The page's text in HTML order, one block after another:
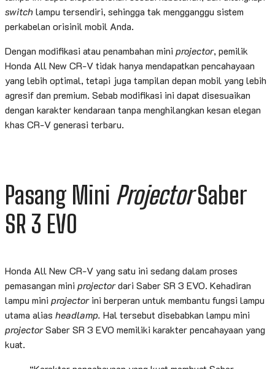
switchlampu tersendiri, sehingga tak mengganggu sistem
perkabelan orisinil mobil Anda.
Dengan modifikasi atau penambahan mini projector, pemilik
Honda All New CR-V tidak hanya mendapatkan pencahayaan
yang lebih optimal, tetapi juga tampilan depan mobil yang lebih
agresif dan premium. Sebab modifikasi ini dapat disesuaikan
dengan karakter kendaraan tanpa menghilangkan kesan elegan
khas CR-V generasi terbaru.
Pasang Mini ProjectorSaber
SR 3 EVO
Honda All New CR-V yang satu ini sedang dalam proses
pemasangan mini projectordari Saber SR 3 EVO. Kehadiran
lampu mini projectorini berperan untuk membantu fungsi lampu
utama alias headlamp. Hal tersebut disebabkan lampu mini
projectorSaber SR 3 EVO memiliki karakter pencahayaan yang
kuat.